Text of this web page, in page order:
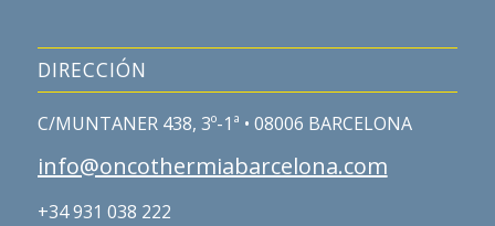
DIRECCIÓN
C/MUNTANER 438, 3º-1ª • 08006 BARCELONA
info@oncothermiabarcelona.com
+34 931 038 222